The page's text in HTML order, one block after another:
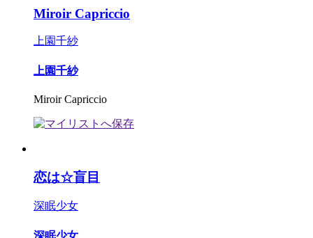
Miroir Capriccio
上園千紗
上園千紗
Miroir Capriccio
恋は☆盲目
深眠少女
深眠少女